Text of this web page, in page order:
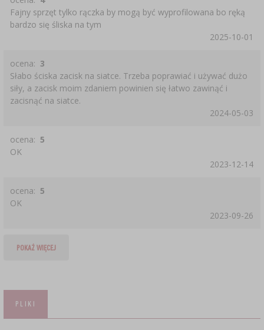
Fajny sprzęt tylko rączka by mogą być wyprofilowana bo ręką
bardzo się śliska na tym
2025-10-01
ocena: 3
Słabo ściska zacisk na siatce. Trzeba poprawiać i używać dużo
siły, a zacisk moim zdaniem powinien się łatwo zawinąć i
zacisnąć na siatce.
2024-05-03
ocena: 5
OK
2023-12-14
ocena: 5
OK
2023-09-26
POKAŻ WIĘCEJ
PLIKI